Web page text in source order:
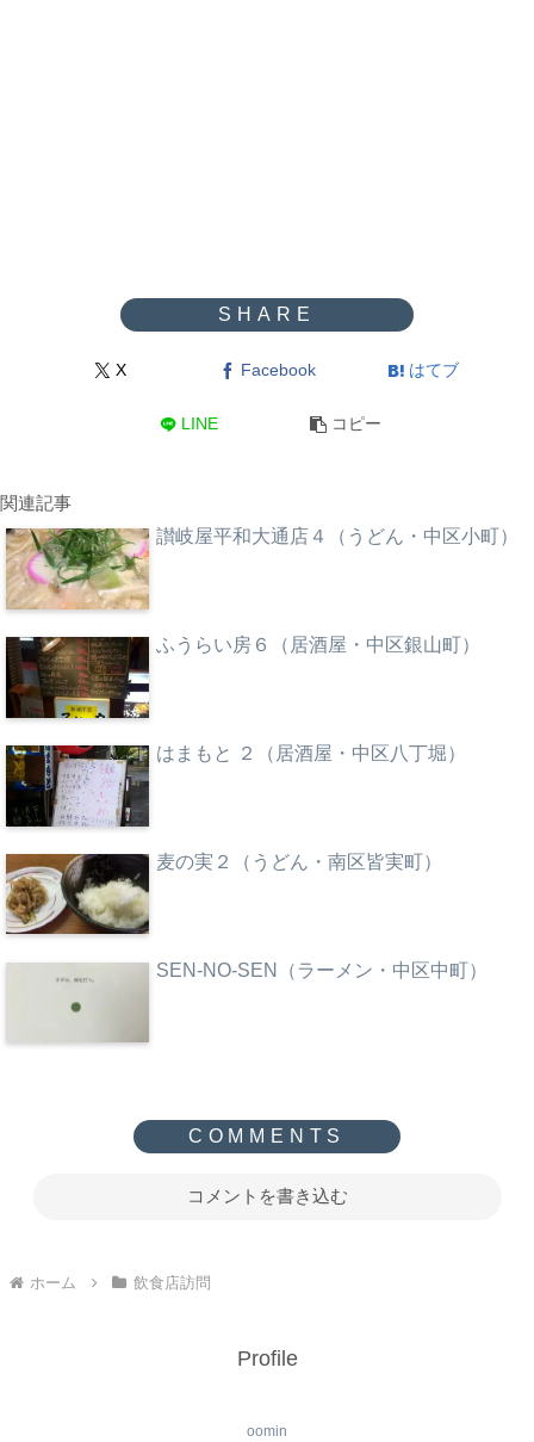
X Facebook はてブ
LINE コピー
関連記事
讃岐屋平和大通店４（うどん・中区小町）
ふうらい房６（居酒屋・中区銀山町）
はまもと ２（居酒屋・中区八丁堀）
麦の実２（うどん・南区皆実町）
SEN-NO-SEN（ラーメン・中区中町）
コメントを書き込む
ホーム 飲食店訪問
Profile
oomin